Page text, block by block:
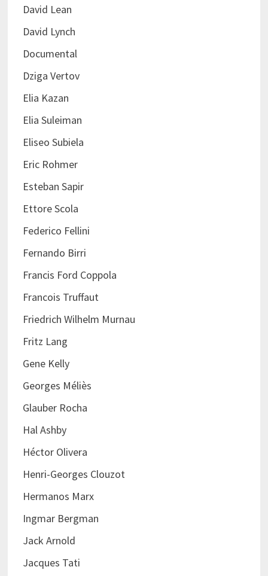
David Lean
David Lynch
Documental
Dziga Vertov
Elia Kazan
Elia Suleiman
Eliseo Subiela
Eric Rohmer
Esteban Sapir
Ettore Scola
Federico Fellini
Fernando Birri
Francis Ford Coppola
Francois Truffaut
Friedrich Wilhelm Murnau
Fritz Lang
Gene Kelly
Georges Méliès
Glauber Rocha
Hal Ashby
Héctor Olivera
Henri-Georges Clouzot
Hermanos Marx
Ingmar Bergman
Jack Arnold
Jacques Tati